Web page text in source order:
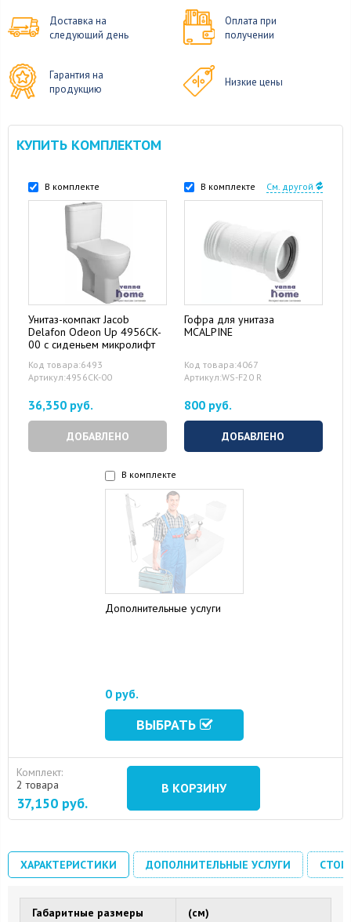
Доставка на
следующий день
Оплата при
получении
Гарантия на
продукцию
Низкие цены
КУПИТЬ КОМПЛЕКТОМ
В комплекте
Унитаз-компакт Jacob
Delafon Odeon Up 4956CK-
00 с сиденьем микролифт
Код товара:6493
Артикул:4956CK-00
36,350 руб.
ДОБАВЛЕНО
В комплекте См. другой
Гофра для унитаза
MCALPINE
Код товара:4067
Артикул:WS-F20 R
800 руб.
ДОБАВЛЕНО
В комплекте
Дополнительные услуги
0 руб.
ВЫБРАТЬ
Комплект:
2 товара
37,150 руб.
В КОРЗИНУ
ХАРАКТЕРИСТИКИ ДОПОЛНИТЕЛЬНЫЕ УСЛУГИ
Габаритные размеры (см)